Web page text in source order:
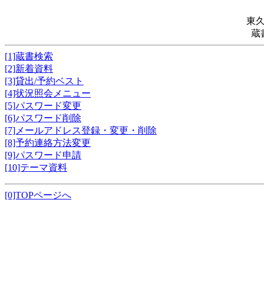
東
蔵
[1]蔵書検索
[2]新着資料
[3]貸出/予約ベスト
[4]状況照会メニュー
[5]パスワード変更
[6]パスワード削除
[7]メールアドレス登録・変更・削除
[8]予約連絡方法変更
[9]パスワード申請
[10]テーマ資料
[0]TOPページへ